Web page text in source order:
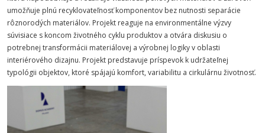
umožňuje plnú recyklovateľnosť komponentov bez nutnosti separácie
rôznorodých materiálov. Projekt reaguje na environmentálne výzvy
súvisiace s koncom životného cyklu produktov a otvára diskusiu o
potrebnej transformácii materiálovej a výrobnej logiky v oblasti
interiérového dizajnu. Projekt predstavuje príspevok k udržateľnej
typológii objektov, ktoré spájajú komfort, variabilitu a cirkulárnu životnosť.